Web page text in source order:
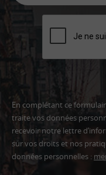
En complétant ce
traite vos données
recevoir notre lettre
sur vos droits et nos
données personnelles :
Adresse